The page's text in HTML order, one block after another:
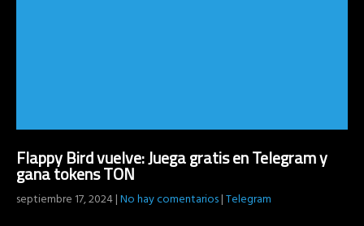
Flappy Bird vuelve: Juega gratis en Telegram y
gana tokens TON
septiembre 17, 2024|No hay comentarios|Telegram